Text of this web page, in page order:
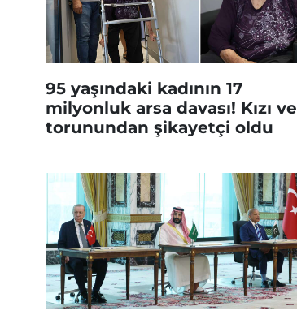
95 yaşındaki kadının 17
milyonluk arsa davası! Kızı ve
torunundan şikayetçi oldu